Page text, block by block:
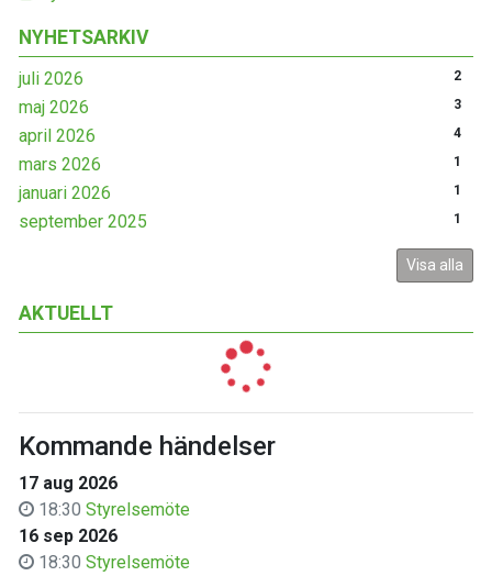
NYHETSARKIV
juli 2026 2
maj 2026 3
april 2026 4
mars 2026 1
januari 2026 1
september 2025 1
Visa alla
AKTUELLT
Kommande händelser
17 aug 2026
18:30 Styrelsemöte
16 sep 2026
18:30 Styrelsemöte